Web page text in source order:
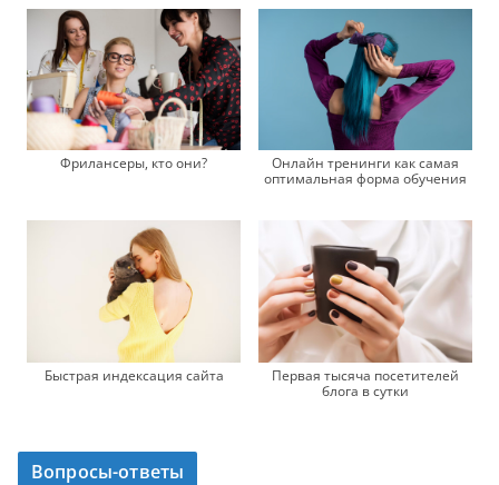
Фрилансеры, кто они?
Онлайн тренинги как самая
оптимальная форма обучения
Быстрая индексация сайта
Первая тысяча посетителей
блога в сутки
Вопросы-ответы